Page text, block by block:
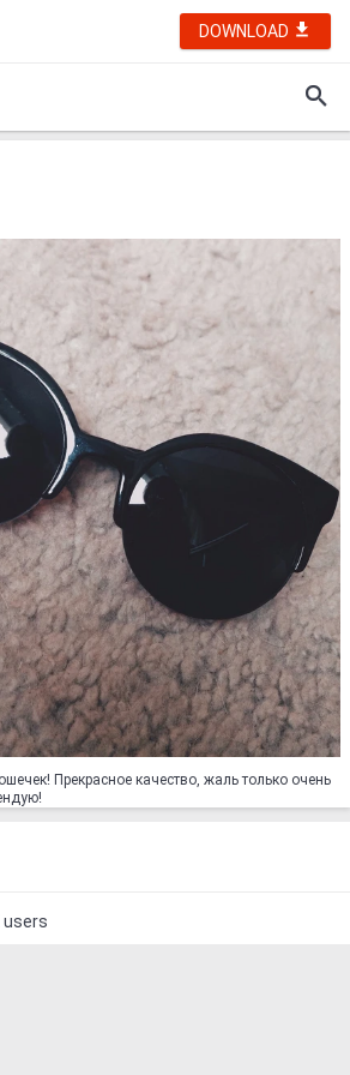
DOWNLOAD
Прекрасное качество, жаль только очень
users